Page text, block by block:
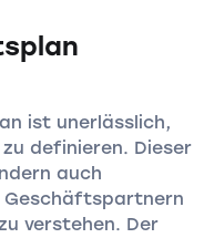
ist unerlässlich,
definieren. Dieser
auch
Geschäftspartnern
verstehen. Der